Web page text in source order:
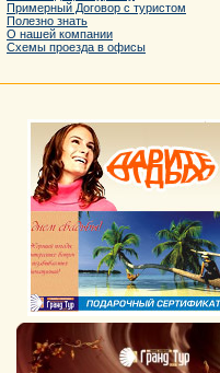
Примерный Договор с туристом
Полезно знать
О нашей компании
Схемы проезда в офисы